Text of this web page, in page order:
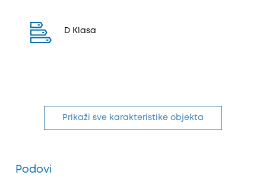
D Klasa
Prikaži sve karakteristike objekta
Podovi